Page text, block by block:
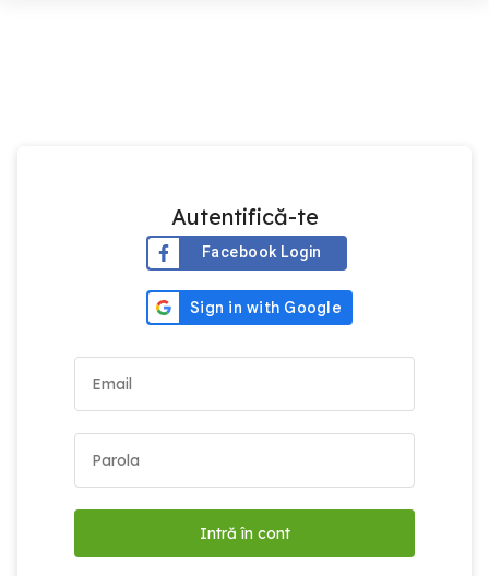
Autentifică-te
Facebook Login